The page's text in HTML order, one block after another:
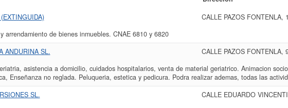
CALLE PAZOS FONTENLA,
arrendamiento de bienes inmuebles. CNAE 6810 y 6820
ANDURINA SL.
CALLE PAZOS FONTENLA,
asistencia a domicilio, cuidados hospitalarios, venta de material geriatrico. Animacion
Enseñanza no reglada. Peluqueria, estetica y pedicura. Podra realizar ademas, todas las
SL.
CALLE EDUARDO